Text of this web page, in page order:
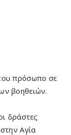
πρόσωπο σε
βοηθειών.
δράστες
Αγία